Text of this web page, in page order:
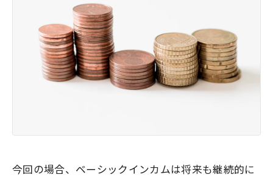
今回の場合、ベーシックインカムは将来も継続的に